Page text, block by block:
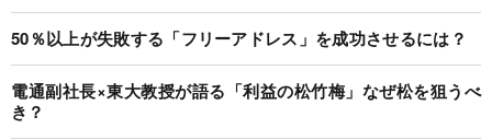
50％以上が失敗する「フリーアドレス」を成功させるには？
電通副社長×東大教授が語る「利益の松竹梅」なぜ松を狙うべ
き？